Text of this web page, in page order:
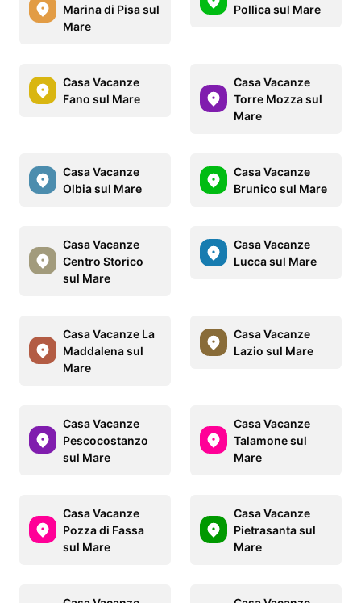
Marina di Pisa sul
Mare
Pollica sul Mare
Casa Vacanze
Fano sul Mare
Casa Vacanze
Torre Mozza sul
Mare
Casa Vacanze
Olbia sul Mare
Casa Vacanze
Brunico sul Mare
Casa Vacanze
Centro Storico
sul Mare
Casa Vacanze
Lucca sul Mare
Casa Vacanze La
Maddalena sul
Mare
Casa Vacanze
Lazio sul Mare
Casa Vacanze
Pescocostanzo
sul Mare
Casa Vacanze
Talamone sul
Mare
Casa Vacanze
Pozza di Fassa
sul Mare
Casa Vacanze
Pietrasanta sul
Mare